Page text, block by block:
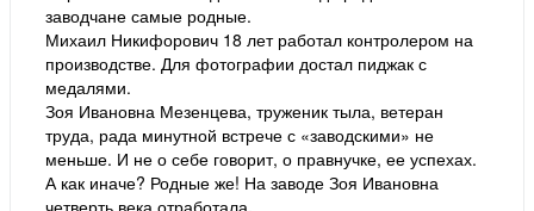
заводчане самые родные.
Михаил Никифорович 18 лет работал контролером на
производстве. Для фотографии достал пиджак с
медалями.
Зоя Ивановна Мезенцева, труженик тыла, ветеран
труда, рада минутной встрече с «заводскими» не
меньше. И не о себе говорит, о правнучке, ее успехах.
А как иначе? Родные же! На заводе Зоя Ивановна